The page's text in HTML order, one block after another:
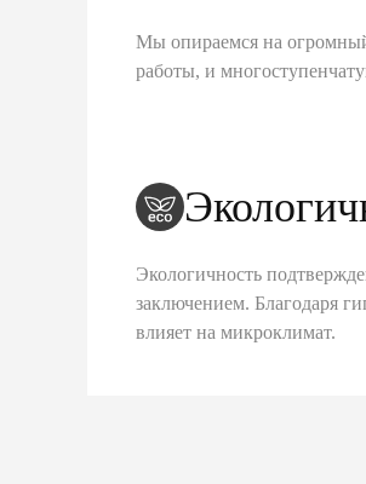
Мы опираемся на
работы, и
Экологичность
заключением. Благодаря
влияет на микроклимат.